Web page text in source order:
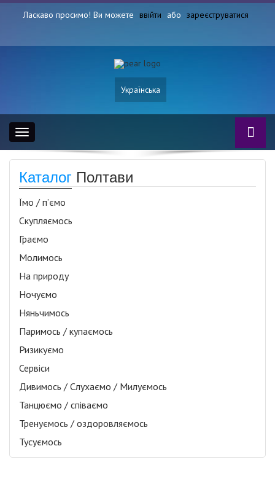
Ласкаво просимо! Ви можете ввійти або зареєструватися
Українська
Toggle
navigation
Каталог Полтави
Їмо / п’ємо
Скупляємось
Граємо
Молимось
На природу
Ночуємо
Няньчимось
Паримось / купаємось
Ризикуємо
Сервіси
Дивимось / Слухаємо / Милуємось
Танцюємо / співаємо
Тренуємось / оздоровляємось
Тусуємось